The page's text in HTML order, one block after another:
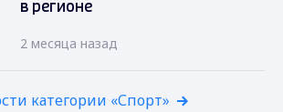
в регионе
2 месяца назад
категории «Спорт»